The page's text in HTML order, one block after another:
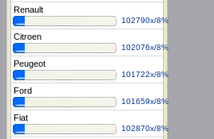
Renault
102790x/8%
Citroen
102076x/8%
Peugeot
101722x/8%
Ford
101659x/8%
Fiat
102870x/8%